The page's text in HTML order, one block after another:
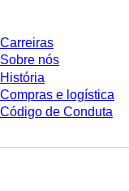
Carreiras
Sobre nós
História
Compras e logística
Código de Conduta